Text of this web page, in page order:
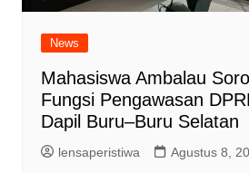
News
Mahasiswa Ambalau
Fungsi Pengawasan
Dapil Buru–Buru Selatan
lensaperistiwa Agustus 8,